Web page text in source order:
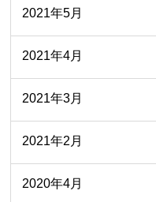
2021年5月
2021年4月
2021年3月
2021年2月
2020年4月